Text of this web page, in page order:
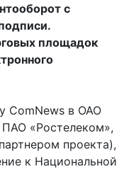
с
площадок
ComNews в ОАО
«Ростелеком»,
проекта),
к Национальной